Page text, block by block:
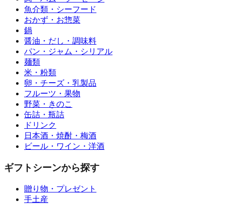
魚介類・シーフード
おかず・お惣菜
鍋
醤油・だし・調味料
パン・ジャム・シリアル
麺類
米・粉類
卵・チーズ・乳製品
フルーツ・果物
野菜・きのこ
缶詰・瓶詰
ドリンク
日本酒・焼酎・梅酒
ビール・ワイン・洋酒
ギフトシーンから探す
贈り物・プレゼント
手土産